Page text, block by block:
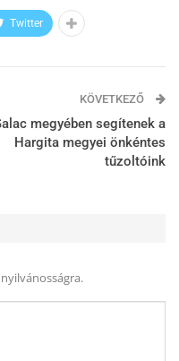
Twitter
KÖVETKEZŐ
megyében segítenek a
Hargita megyei önkéntes
tűzoltóink